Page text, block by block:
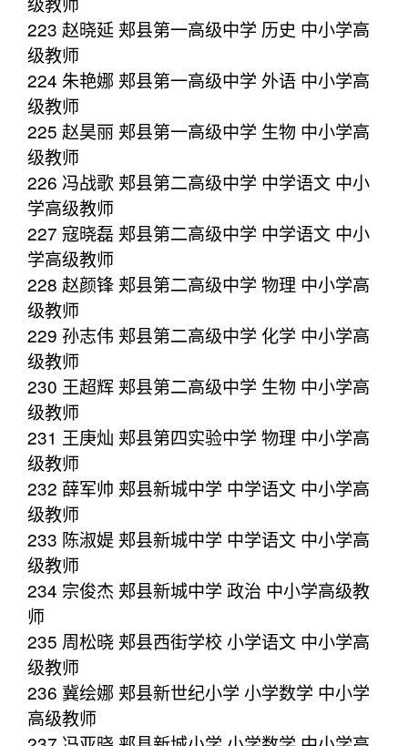
223 赵晓延 郏县第一高级中学 历史 中小学高
级教师
224 朱艳娜 郏县第一高级中学 外语 中小学高
级教师
225 赵昊丽 郏县第一高级中学 生物 中小学高
级教师
226 冯战歌 郏县第二高级中学 中学语文 中小
学高级教师
227 寇晓磊 郏县第二高级中学 中学语文 中小
学高级教师
228 赵颜锋 郏县第二高级中学 物理 中小学高
级教师
229 孙志伟 郏县第二高级中学 化学 中小学高
级教师
230 王超辉 郏县第二高级中学 生物 中小学高
级教师
231 王庚灿 郏县第四实验中学 物理 中小学高
级教师
232 薛军帅 郏县新城中学 中学语文 中小学高
级教师
233 陈淑媞 郏县新城中学 中学语文 中小学高
级教师
234 宗俊杰 郏县新城中学 政治 中小学高级教
师
235 周松晓 郏县西街学校 小学语文 中小学高
级教师
236 冀绘娜 郏县新世纪小学 小学数学 中小学
高级教师